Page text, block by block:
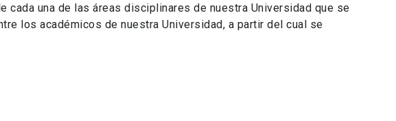
cada una de las áreas disciplinares de nuestra Universidad que se
los académicos de nuestra Universidad, a partir del cual se